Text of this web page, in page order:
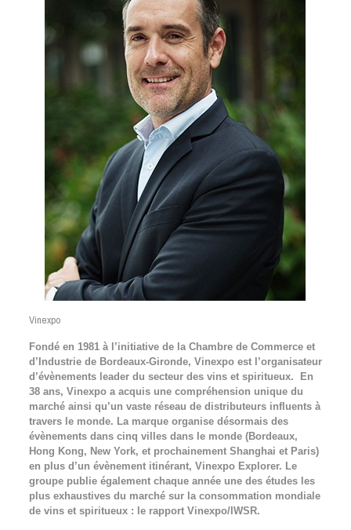
Vinexpo
Fondé en 1981 à l’initiative de la Chambre de Commerce et
d’Industrie de Bordeaux-Gironde, Vinexpo est l’organisateur
d’évènements leader du secteur des vins et spiritueux. En
38 ans, Vinexpo a acquis une compréhension unique du
marché ainsi qu’un vaste réseau de distributeurs influents à
travers le monde. La marque organise désormais des
évènements dans cinq villes dans le monde (Bordeaux,
Hong Kong, New York, et prochainement Shanghai et Paris)
en plus d’un évènement itinérant, Vinexpo Explorer. Le
groupe publie également chaque année une des études les
plus exhaustives du marché sur la consommation mondiale
de vins et spiritueux : le rapport Vinexpo/IWSR.